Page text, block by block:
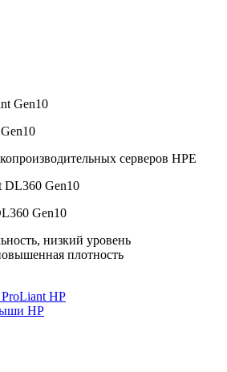
серверов HPE
Gen10
низкий уровень
плотность
HP
HP